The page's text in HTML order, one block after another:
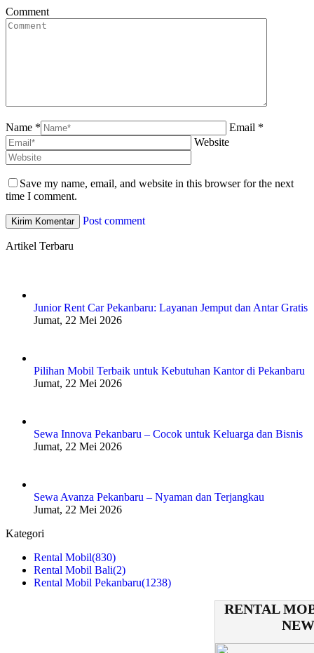
Comment
Name *
Email *
Website
Save my name, email, and website in this browser for the next
time I comment.
Post comment
Artikel Terbaru
Junior Rent Car Pekanbaru: Layanan Jemput dan Antar Gratis
Jumat, 22 Mei 2026
Pilihan Mobil Terbaik untuk Kebutuhan Kantor di Pekanbaru
Jumat, 22 Mei 2026
Sewa Innova Pekanbaru – Cocok untuk Keluarga dan Bisnis
Jumat, 22 Mei 2026
Sewa Avanza Pekanbaru – Nyaman dan Terjangkau
Jumat, 22 Mei 2026
Kategori
Rental Mobil(830)
Rental Mobil Bali(2)
Rental Mobil Pekanbaru(1238)
RENTAL